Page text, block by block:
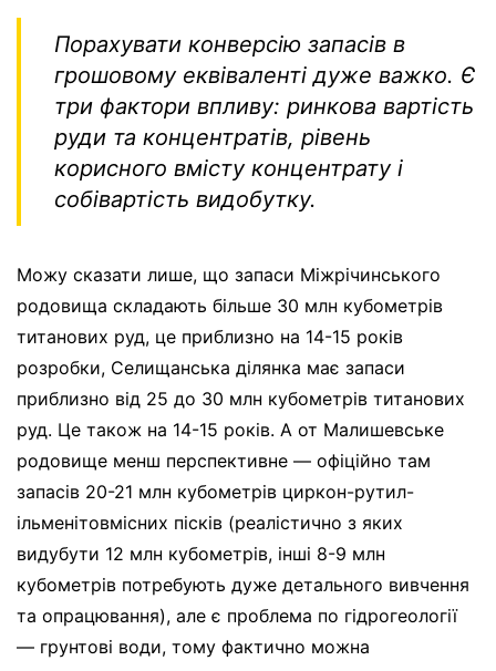
Порахувати конверсію запасів в
грошовому еквіваленті дуже важко. Є
три фактори впливу: ринкова вартість
руди та концентратів, рівень
корисного вмісту концентрату і
собівартість видобутку.
Можу сказати лише, що запаси Міжрічинського
родовища складають більше 30 млн кубометрів
титанових руд, це приблизно на 14-15 років
розробки, Селищанська ділянка має запаси
приблизно від 25 до 30 млн кубометрів титанових
руд. Це також на 14-15 років. А от Малишевське
родовище менш перспективне — офіційно там
запасів 20-21 млн кубометрів циркон-рутил-
ільменітовмісних пісків (реалістично з яких
видубути 12 млн кубометрів, інші 8-9 млн
кубометрів потребують дуже детального вивчення
та опрацювання), але є проблема по гідрогеології
— грунтові води, тому фактично можна